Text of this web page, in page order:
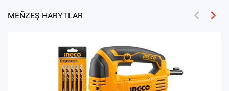
MEŇZEŞ HARYTLAR